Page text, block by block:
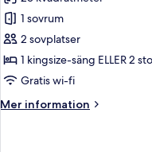
Dubbelrum
-
balkong
-
1 sovrum
2 sovplatser
1 kingsize-säng ELLER 2
Gratis wi-fi
Mer information
Mer